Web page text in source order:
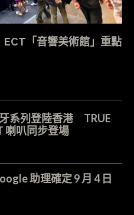
ECT「音響美術館」重點
系列登陸香港 TRUE
喇叭同步登場
助理確定 9 月 4 日